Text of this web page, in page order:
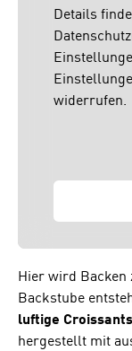
Details
widerrufen.
Hier wird Backen
Backstube
luftige
hergestellt mit